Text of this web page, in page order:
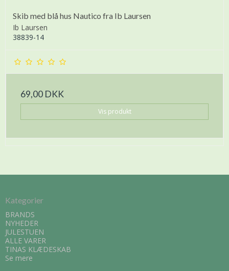
Skib med blå hus Nautico fra Ib Laursen
Ib Laursen
38839-14
69,00 DKK
Vis produkt
Kategorier
BRANDS
NYHEDER
JULESTUEN
ALLE VARER
TINAS KLÆDESKAB
Se mere